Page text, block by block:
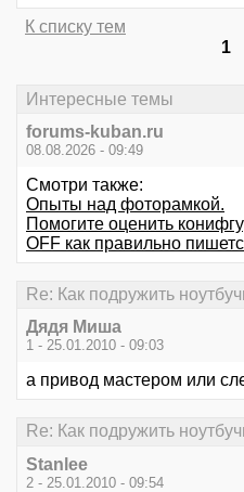
К списку тем
1
Интересные темы
forums-kuban.ru
08.08.2026 - 09:49
Смотри также:
Опыты над фоторамкой.
Помогите оценить
OFF как правильно
Re: Как подружить
Дядя Миша
1 - 25.01.2010 - 09:03
а привод мастером или
Re: Как подружить
Stanlee
2 - 25.01.2010 - 09:54